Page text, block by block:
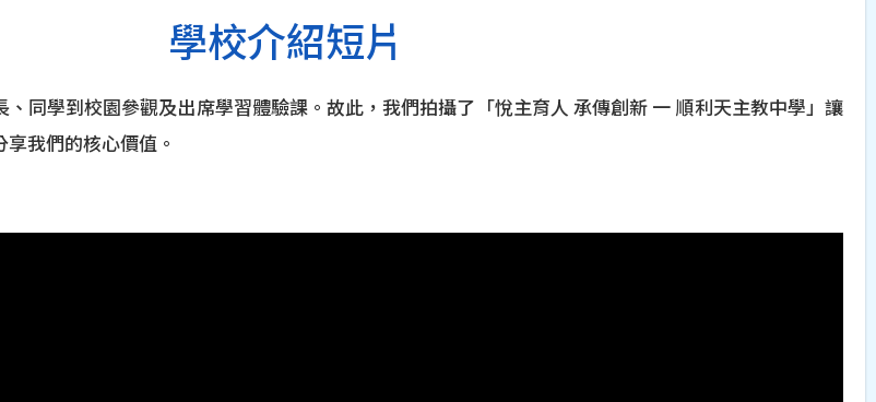
學校介紹短片
同學到校園參觀及出席學習體驗課。故此，我們拍攝了「悅主育人 承傳創新 一 順利天主教中學」讓
我們的核心價值。